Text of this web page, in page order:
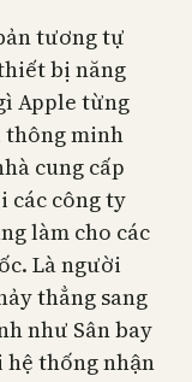
tương tự
bị năng
Apple từng
thông minh
cung cấp
các công ty
làm cho các
Là người
thẳng sang
như Sân bay
hệ thống nhận